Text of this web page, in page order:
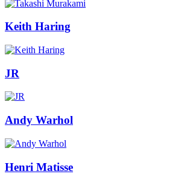
Keith Haring
JR
Andy Warhol
Henri Matisse